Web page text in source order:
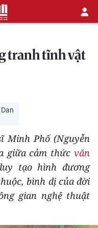
tranh tĩnh vật
Minh Phố (Nguyễn
giữa cảm thức văn
tạo hình đương
bình dị của đời
gian nghệ thuật